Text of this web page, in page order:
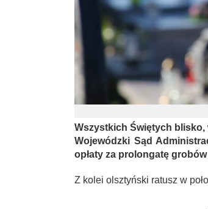
Wszystkich Świętych blisko,
Wojewódzki Sąd
opłaty za prolongatę
Z kolei olsztyński ratusz w